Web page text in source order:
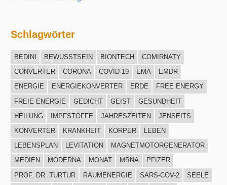
Schlagwörter
BEDINI BEWUSSTSEIN BIONTECH
COMIRNATY
CONVERTER
CORONA COVID-19 EMA
EMDR
ENERGIE
ENERGIEKONVERTER ERDE
FREE ENERGY
FREIE ENERGIE
GEDICHT GEIST
GESUNDHEIT
HEILUNG
IMPFSTOFFE JAHRESZEITEN
JENSEITS
KONVERTER
KRANKHEIT KÖRPER
LEBEN
LEBENSPLAN
LEVITATION
MAGNETMOTORGENERATOR
MEDIEN
MODERNA MONAT MRNA
PFIZER
PROF. DR. TURTUR
RAUMENERGIE SARS-COV-2
SEELE